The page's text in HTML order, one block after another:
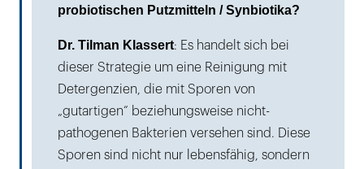
probiotischen Putzmitteln / Synbiotika?
Dr. Tilman Klassert: Es handelt sich bei
dieser Strategie um eine Reinigung mit
Detergenzien, die mit Sporen von
„gutartigen“ beziehungsweise nicht-
pathogenen Bakterien versehen sind. Diese
Sporen sind nicht nur lebensfähig, sondern